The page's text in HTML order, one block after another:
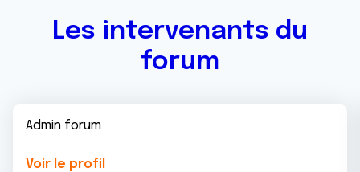
Les intervenants du
forum
Admin forum
Voir le profil